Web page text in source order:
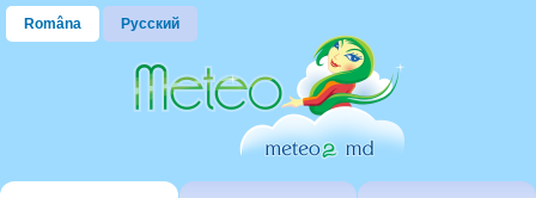
Româna Русский